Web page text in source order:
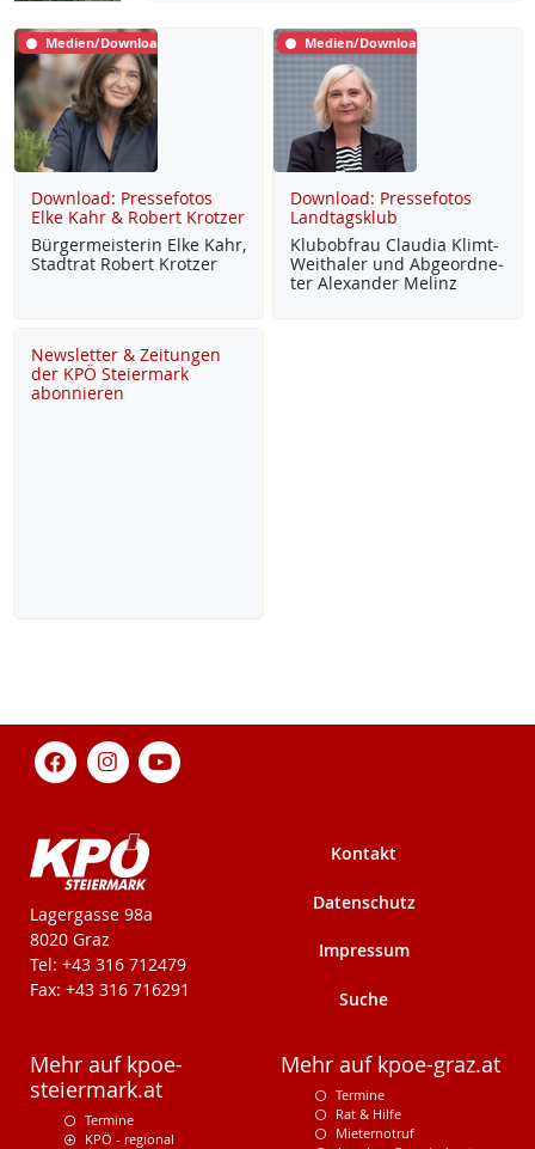
Medien/Download
Download: Pressefotos
Elke Kahr & Robert Krotzer
Bür­ger­meis­te­rin El­ke Kahr,
Stadt­rat Robert Krot­zer
Medien/Download
Download: Pressefotos
Landtagsklub
Klu­b­ob­frau Clau­dia Klimt-
Weitha­ler und Ab­ge­ord­ne­
ter Alex­an­der Me­linz
Newsletter & Zeitungen
der KPÖ Steiermark
abonnieren
KPÖ-Steiermark
Lagergasse 98a
8020 Graz
Tel: +43 316 712479
Fax: +43 316 716291
Kontakt
Datenschutz
Impressum
Suche
Mehr auf kpoe-
steiermark.at
Termine
KPÖ - regional
Mehr auf kpoe-graz.at
Termine
Rat & Hilfe
Mieternotruf